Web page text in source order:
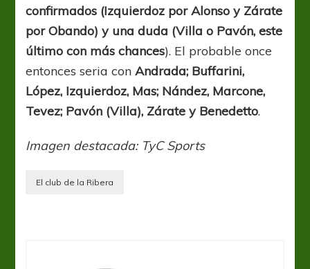
confirmados (Izquierdoz por Alonso y Zárate
por Obando) y una duda (Villa o Pavón, este
último con más chances). El probable once
entonces seria conAndrada; Buffarini,
López, Izquierdoz, Mas; Nández, Marcone,
Tevez; Pavón (Villa), Zárate y Benedetto.
Imagen destacada: TyC Sports
El club de la Ribera